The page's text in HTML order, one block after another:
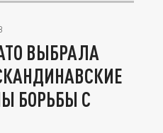
ВЫБРАЛА
БОРЬБЫ С